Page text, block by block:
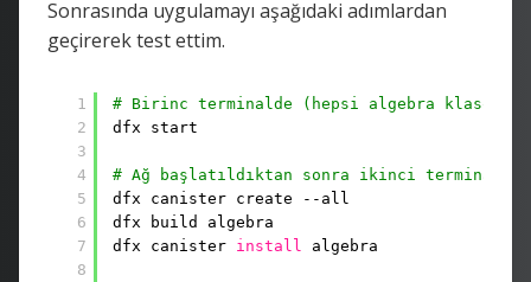
Sonrasında uygulamayı aşağıdaki adımlardan
geçirerek test ettim.
1
2
3
4
5
6
7
8
# Birinc terminalde (hepsi algebra klasörü
dfx start
# Ağ başlatıldıktan sonra ikinci terminalde
dfx canister create --all
dfx build algebra
dfx canister install algebra